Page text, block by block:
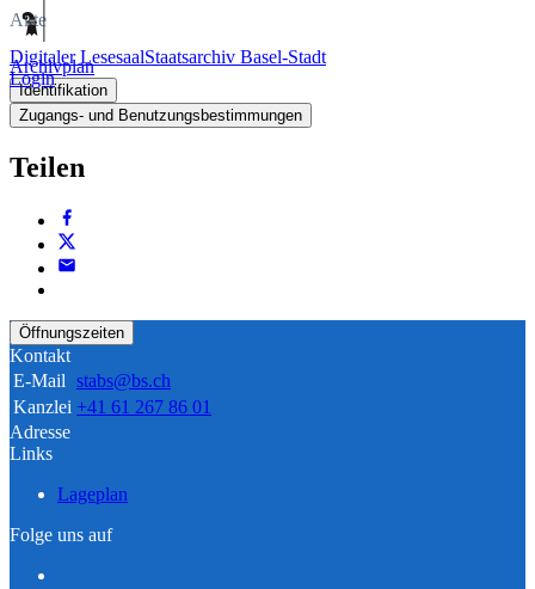
Digitaler LesesaalStaatsarchiv Basel-Stadt
Login
Akte
Archivplan
Identifikation
Zugangs- und Benutzungsbestimmungen
Teilen
Öffnungszeiten
Kontakt
E-Mail stabs@bs.ch
Kanzlei +41 61 267 86 01
Adresse
Links
Lageplan
Folge uns auf